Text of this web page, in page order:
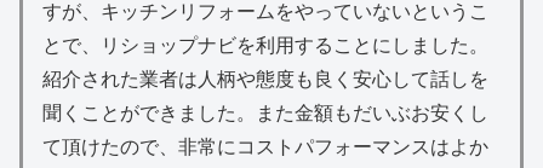
すが、キッチンリフォームをやっていないというこ
とで、リショップナビを利用することにしました。
紹介された業者は人柄や態度も良く安心して話しを
聞くことができました。また金額もだいぶお安くし
て頂けたので、非常にコストパフォーマンスはよか